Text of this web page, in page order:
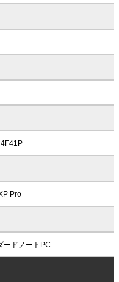
Pro
ードノートPC